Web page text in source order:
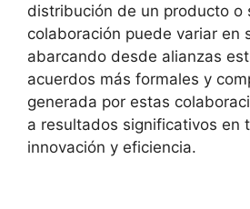
distribución de un producto o
colaboración puede variar en
abarcando desde alianzas
acuerdos más formales y
generada por estas
a resultados significativos en
innovación y eficiencia.